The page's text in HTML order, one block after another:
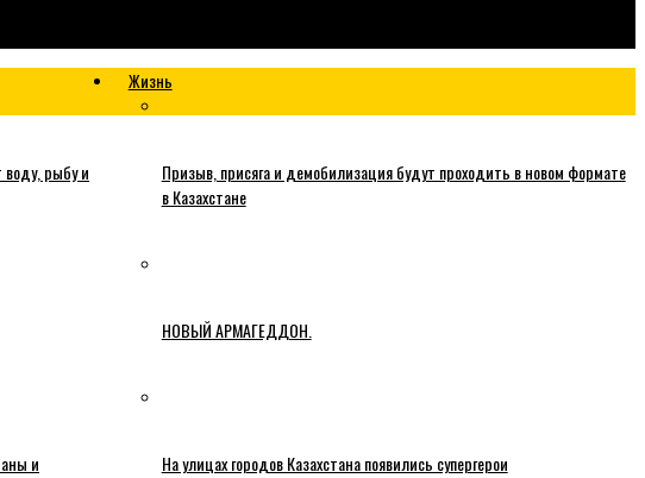
воду, рыбу и
и
Жизнь
Призыв, присяга и демобилизация будут проходить в новом формате
в Казахстане
НОВЫЙ АРМАГЕДДОН.
На улицах городов Казахстана появились супергерои